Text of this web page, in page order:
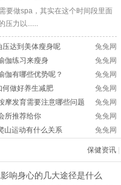
要做spa，其实在这个时间段里面
压力以......
兔兔网
达到美体瘦身呢
兔兔网
伽练习来瘦身
兔兔网
伽有哪些优势呢？
兔兔网
何做好养生减肥
兔兔网
摩发育需要注意哪些问题
兔兔网
所推荐给你
兔兔网
山运动有什么关系
保健资讯
响身心的几大途径是什么